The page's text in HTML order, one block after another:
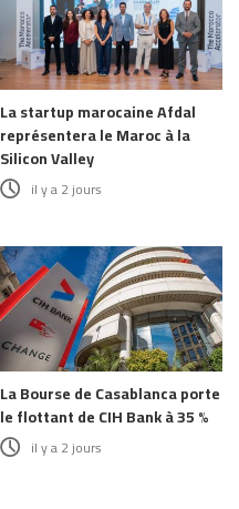
La startup marocaine Afdal
représentera le Maroc à la
Silicon Valley
il y a 2 jours
La Bourse de Casablanca porte
le flottant de CIH Bank à 35 %
il y a 2 jours